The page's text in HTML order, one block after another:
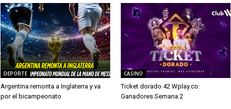
DEPORTE
Argentina remonta a Inglaterra y va
por el bicampeonato
CASINO
Ticket dorado 42 Wplay.co:
Ganadores Semana 2